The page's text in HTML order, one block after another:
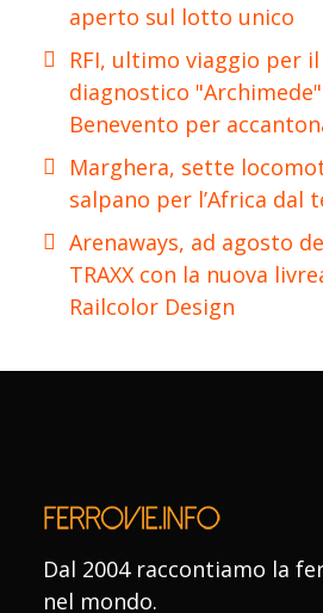
aperto sul lotto unico
RFI, ultimo viaggio per
diagnostico
Benevento per
Marghera, sette
salpano per l’Africa dal
Arenaways, ad agosto
TRAXX con la nuova
Railcolor Design
Dal 2004 raccontiamo la
nel mondo.